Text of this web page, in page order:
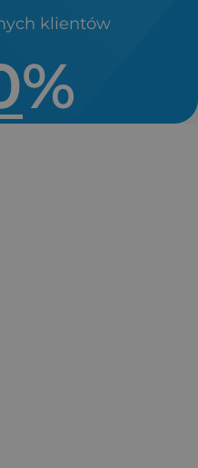
klientów
%